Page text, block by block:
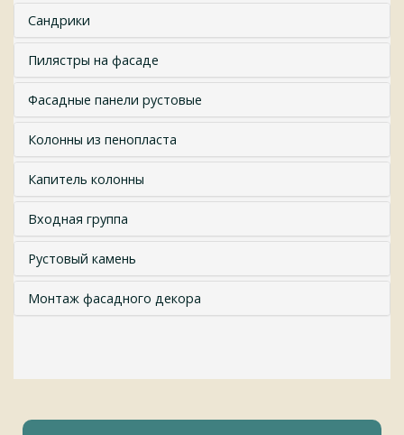
Сандрики
Пилястры на фасаде
Фасадные панели рустовые
Колонны из пенопласта
Капитель колонны
Входная группа
Рустовый камень
Монтаж фасадного декора